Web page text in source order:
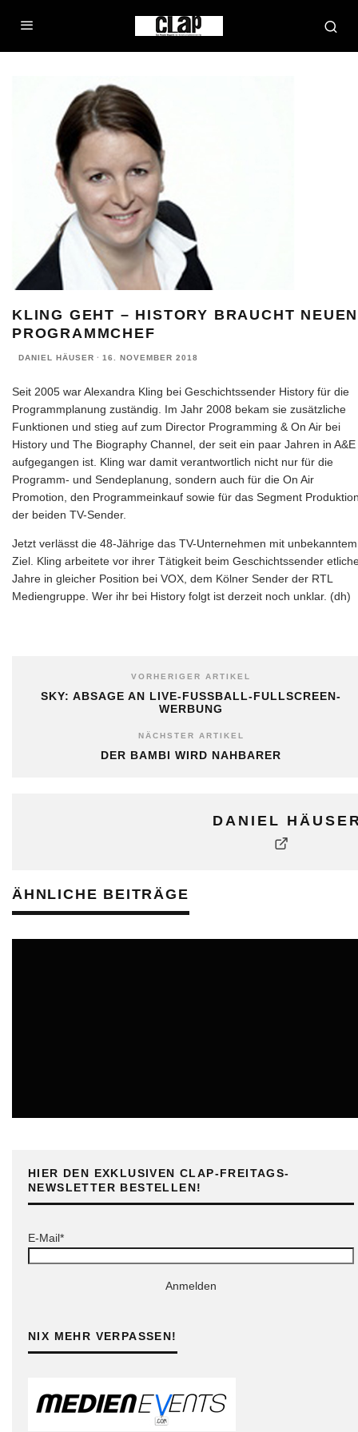
KLING GEHT – HISTORY BRAUCHT NEUEN
PROGRAMMCHEF
DANIEL HÄUSER · 16. NOVEMBER 2018
Seit 2005 war Alexandra Kling bei Geschichtssender History für die
Programmplanung zuständig. Im Jahr 2008 bekam sie zusätzliche
Funktionen und stieg auf zum Director Programming & On Air bei
History und The Biography Channel, der seit ein paar Jahren in A&E
aufgegangen ist. Kling war damit verantwortlich nicht nur für die
Programm- und Sendeplanung, sondern auch für die On Air
Promotion, den Programmeinkauf sowie für das Segment
der beiden TV-Sender.
Jetzt verlässt die 48-Jährige das TV-Unternehmen mit unbekanntem
Ziel. Kling arbeitete vor ihrer Tätigkeit beim Geschichtssender
Jahre in gleicher Position bei VOX, dem Kölner Sender der RTL
Mediengruppe. Wer ihr bei History folgt ist derzeit noch unklar. (dh)
VORHERIGER ARTIKEL
SKY: ABSAGE AN LIVE-FUSSBALL-FULLSCREEN-W
ERBUNG
NÄCHSTER ARTIKEL
DER BAMBI WIRD NAHBARER
DANIEL
ÄHNLICHE BEITRÄGE
HIER DEN EXKLUSIVEN CLAP-FREITAGS-
NEWSLETTER BESTELLEN!
E-Mail*
Anmelden
NIX MEHR VERPASSEN!